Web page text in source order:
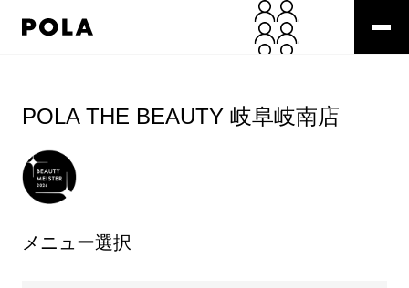
POLA THE BEAUTY 岐阜岐南店
メニュー選択